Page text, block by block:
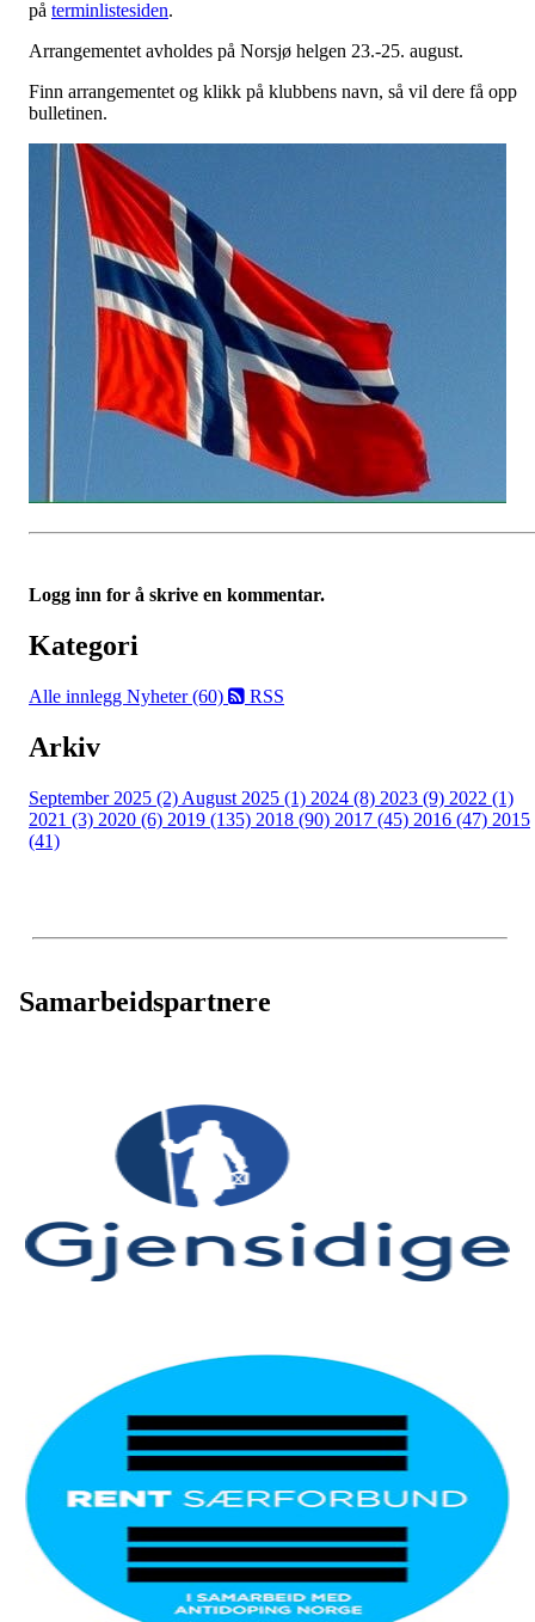
på terminlistesiden.
Arrangementet avholdes på Norsjø helgen 23.-25. august.
Finn arrangementet og klikk på klubbens navn, så vil dere få opp
bulletinen.
Logg inn for å skrive en kommentar.
Kategori
Alle innlegg Nyheter (60) RSS
Arkiv
September 2025 (2) August 2025 (1) 2024 (8) 2023 (9) 2022 (1)
2021 (3) 2020 (6) 2019 (135) 2018 (90) 2017 (45) 2016 (47) 2015
(41)
Samarbeidspartnere